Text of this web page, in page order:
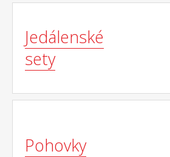
Jedálenské
sety
Pohovky